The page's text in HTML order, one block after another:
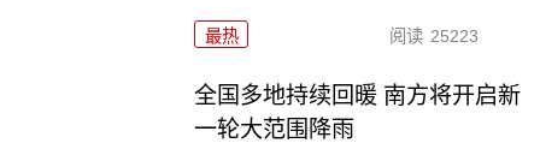
最热 阅读 25223
全国多地持续回暖 南方将开启新
一轮大范围降雨